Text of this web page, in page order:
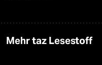
Mehr taz Lesestoff